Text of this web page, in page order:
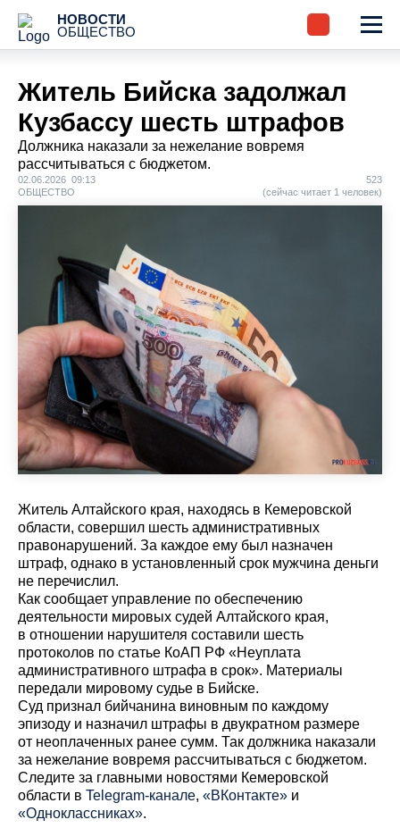
НОВОСТИ
ОБЩЕСТВО
Житель Бийска задолжал
Кузбассу шесть штрафов
Должника наказали за нежелание вовремя
рассчитываться с бюджетом.
02.06.2026 09:13
ОБЩЕСТВО
523
(сейчас читает 1 человек)
Житель Алтайского края, находясь в Кемеровской
области, совершил шесть административных
правонарушений. За каждое ему был назначен
штраф, однако в установленный срок мужчина деньги
не перечислил.
Как сообщает управление по обеспечению
деятельности мировых судей Алтайского края,
в отношении нарушителя составили шесть
протоколов по статье КоАП РФ «Неуплата
административного штрафа в срок». Материалы
передали мировому судье в Бийске.
Суд признал бийчанина виновным по каждому
эпизоду и назначил штрафы в двукратном размере
от неоплаченных ранее сумм. Так должника наказали
за нежелание вовремя рассчитываться с бюджетом.
Cледите за главными новостями Кемеровской
области в Telegram-канале, «ВКонтакте» и
«Одноклассниках».